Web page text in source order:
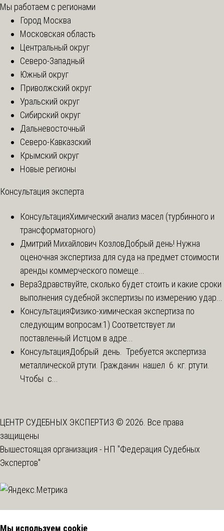
Мы работаем с регионами
Город Москва
Московская область
Центральный округ
Северо-Западный
Южный округ
Приволжский округ
Уральский округ
Сибирский округ
Дальневосточный
Северо-Кавказский
Крымский округ
Новые регионы
Консультация эксперта
КонсультацияХимический анализ масел (турбинного и
трансформаторного)
Дмитрий Михайлович КозловДобрый день! Нужна
оценочная экспертиза для суда на предмет стоимости
аренды коммерческого помеще...
ВераЗдравствуйте, сколько будет стоить и какие сроки
выполнения судебной экспертизы по измерению удар...
КонсультацияФизико-химическая экспертиза по
следующим вопросам:1) Соответствует ли
поставленный Истцом в адре...
КонсультацияДобрый день. Требуется экспертиза
металлической ртути. Гражданин нашел 6 кг. ртути.
Чтобы с...
ЦЕНТР СУДЕБНЫХ ЭКСПЕРТИЗ © 2026. Все права
защищены
Вышестоящая организация - НП "Федерация Судебных
Экспертов"
Мы используем cookie